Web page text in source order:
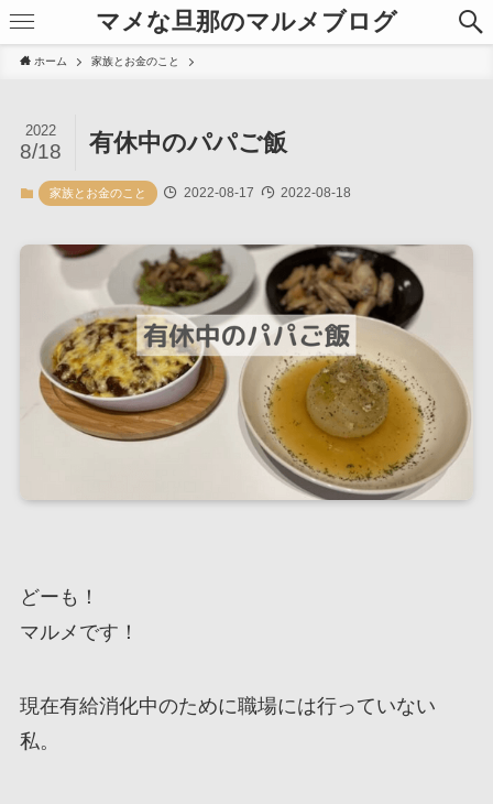
マメな旦那のマルメブログ
ホーム 家族とお金のこと
有休中のパパご飯
2022
8/18
家族とお金のこと 2022-08-17 2022-08-18
どーも！
マルメです！
現在有給消化中のために職場には行っていない
私。